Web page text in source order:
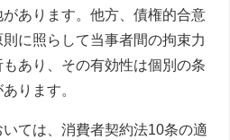
あります。他方、債権的合意
に照らして当事者間の拘束力
あり、その有効性は個別の条
ります。
ては、消費者契約法10条の適